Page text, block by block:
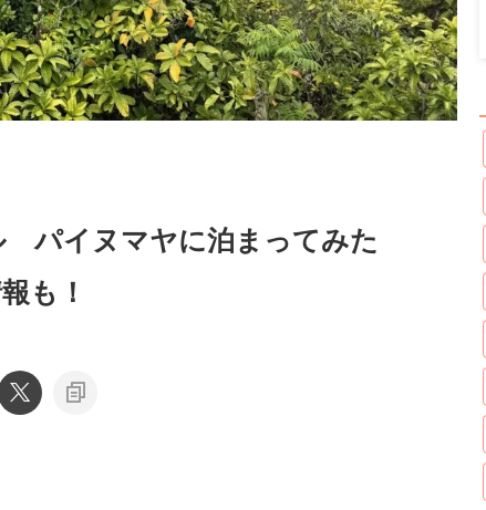
パイヌマヤに泊まってみた
も！